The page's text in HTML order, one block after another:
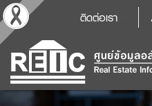
ติดต่อเรา